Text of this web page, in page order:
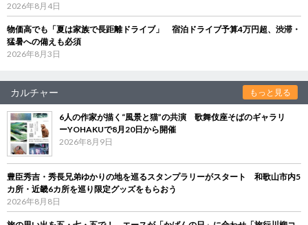
2026年8月4日
物価高でも「夏は家族で長距離ドライブ」 宿泊ドライブ予算4万円超、渋滞・
猛暑への備えも必須
2026年8月3日
カルチャー もっと見る
6人の作家が描く“風景と猫”の共演 歌舞伎座そばのギャラリ
ーYOHAKUで8月20日から開催
2026年8月9日
豊臣秀吉・秀長兄弟ゆかりの地を巡るスタンプラリーがスタート 和歌山市内5
カ所・近畿6カ所を巡り限定グッズをもらおう
2026年8月8日